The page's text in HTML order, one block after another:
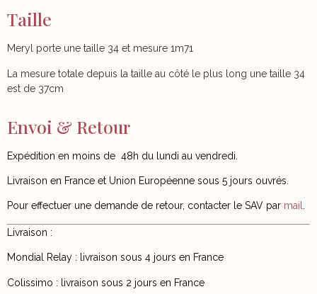
Taille
Meryl porte une taille 34 et mesure 1m71
La mesure totale depuis la taille au côté le plus long une taille 34
est de 37cm
Envoi & Retour
Expédition en moins de 48h du lundi au vendredi.
Livraison en France et Union Européenne sous 5 jours ouvrés.
Pour effectuer une demande de retour, contacter le SAV par mail.
Livraison :
Mondial Relay : livraison sous 4 jours en France
Colissimo : livraison sous 2 jours en France